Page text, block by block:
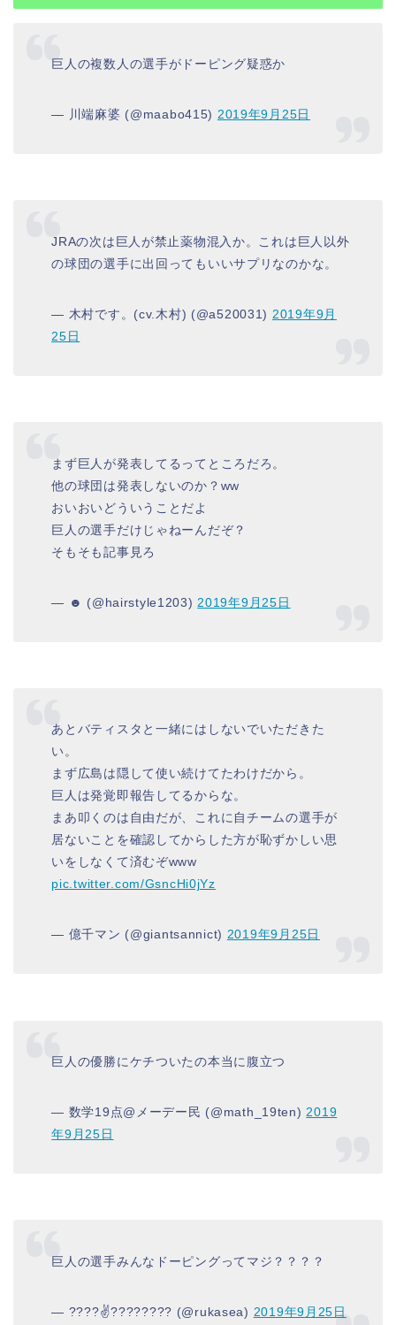
巨人の複数人の選手がドーピング疑惑か
— 川端麻婆 (@maabo415) 2019年9月25日
JRAの次は巨人が禁止薬物混入か。これは巨人以外
の球団の選手に出回ってもいいサプリなのかな。
— 木村です。(cv.木村) (@a520031) 2019年9月
25日
まず巨人が発表してるってところだろ。
他の球団は発表しないのか？ww
おいおいどういうことだよ
巨人の選手だけじゃねーんだぞ？
そもそも記事見ろ
— ☻ (@hairstyle1203) 2019年9月25日
あとバティスタと一緒にはしないでいただきた
い。
まず広島は隠して使い続けてたわけだから。
巨人は発覚即報告してるからな。
まあ叩くのは自由だが、これに自チームの選手が
居ないことを確認してからした方が恥ずかしい思
いをしなくて済むぞwww
pic.twitter.com/GsncHi0jYz
— 億千マン (@giantsannict) 2019年9月25日
巨人の優勝にケチついたの本当に腹立つ
— 数学19点@メーデー民 (@math_19ten) 2019
年9月25日
巨人の選手みんなドーピングってマジ？？？？
— ????✌️???????? (@rukasea) 2019年9月25日